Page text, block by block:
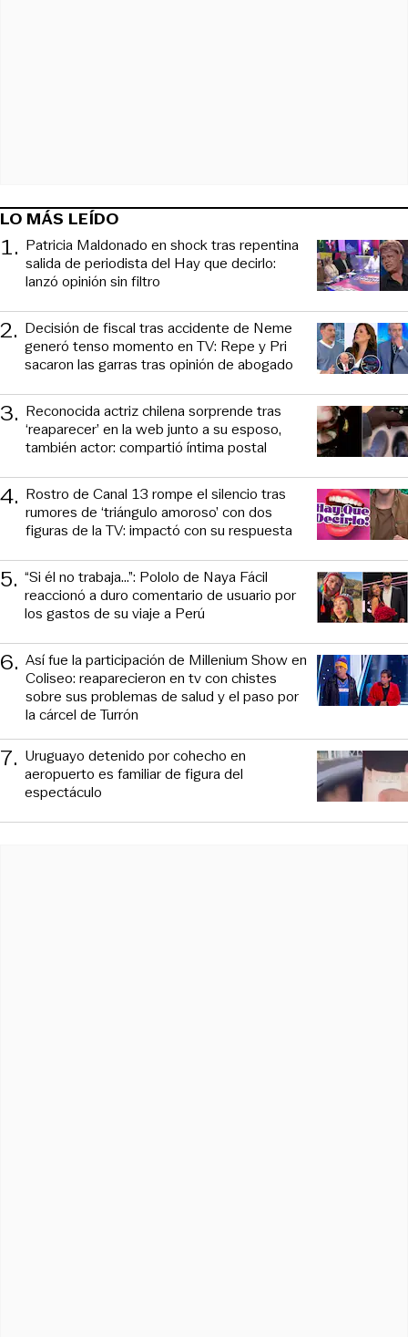
LO MÁS LEÍDO
1. Patricia Maldonado en shock tras repentina
salida de periodista del Hay que decirlo:
lanzó opinión sin filtro
2. Decisión de fiscal tras accidente de Neme
generó tenso momento en TV: Repe y Pri
sacaron las garras tras opinión de abogado
3. Reconocida actriz chilena sorprende tras
‘reaparecer’ en la web junto a su esposo,
también actor: compartió íntima postal
4. Rostro de Canal 13 rompe el silencio tras
rumores de ‘triángulo amoroso’ con dos
figuras de la TV: impactó con su respuesta
5. “Si él no trabaja…”: Pololo de Naya Fácil
reaccionó a duro comentario de usuario por
los gastos de su viaje a Perú
6. Así fue la participación de Millenium Show en
Coliseo: reaparecieron en tv con chistes
sobre sus problemas de salud y el paso por
la cárcel de Turrón
7. Uruguayo detenido por cohecho en
aeropuerto es familiar de figura del
espectáculo